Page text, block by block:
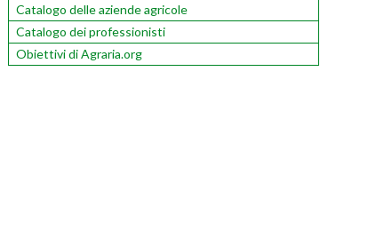
Catalogo delle aziende agricole
Catalogo dei professionisti
Obiettivi di Agraria.org